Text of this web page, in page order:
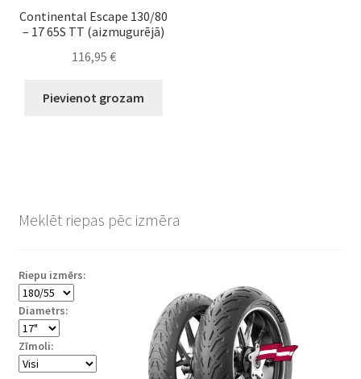
Continental Escape 130/80
– 17 65S TT (aizmugurējā)
116,95 €
Pievienot grozam
Meklēt riepas pēc izmēra
Riepu izmērs:
Diametrs:
Zīmoli: